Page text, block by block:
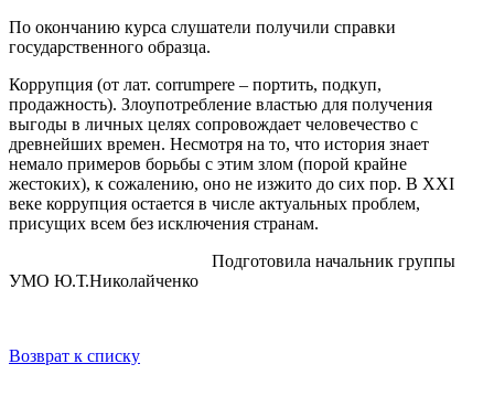
По окончанию курса слушатели получили справки
государственного образца.
Коррупция (от лат. corrumpere – портить, подкуп,
продажность). Злоупотребление властью для получения
выгоды в личных целях сопровождает человечество с
древнейших времен. Несмотря на то, что история знает
немало примеров борьбы с этим злом (порой крайне
жестоких), к сожалению, оно не изжито до сих пор. В XXI
веке коррупция остается в числе актуальных проблем,
присущих всем без исключения странам.
Подготовила начальник группы
УМО Ю.Т.Николайченко
Возврат к списку